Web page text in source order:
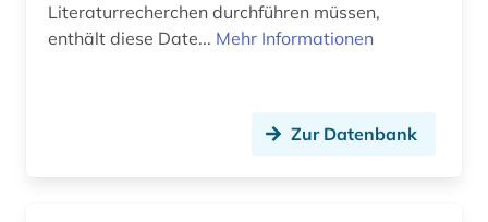
Literaturrecherchen durchführen müssen,
enthält diese Date... Mehr Informationen
Zur Datenbank